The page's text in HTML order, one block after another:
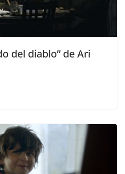
del diablo” de Ari